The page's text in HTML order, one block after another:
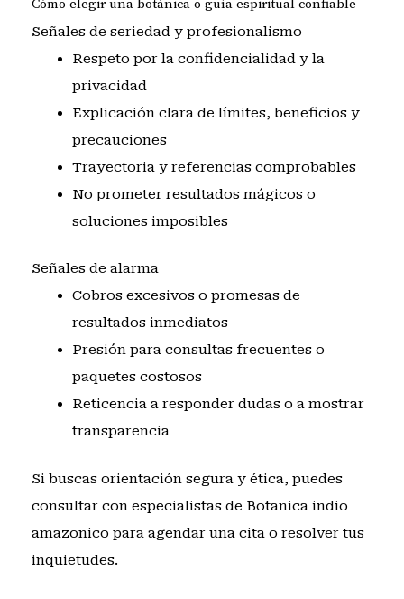
Cómo elegir una botánica o guía espiritual confiable
Señales de seriedad y profesionalismo
Respeto por la confidencialidad y la
privacidad
Explicación clara de límites, beneficios y
precauciones
Trayectoria y referencias comprobables
No prometer resultados mágicos o
soluciones imposibles
Señales de alarma
Cobros excesivos o promesas de
resultados inmediatos
Presión para consultas frecuentes o
paquetes costosos
Reticencia a responder dudas o a mostrar
transparencia
Si buscas orientación segura y ética, puedes
consultar con especialistas de Botanica indio
amazonico para agendar una cita o resolver tus
inquietudes.